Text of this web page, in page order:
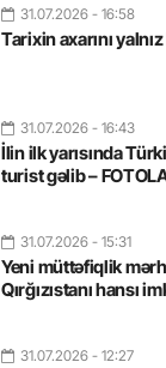
31.07.2026 - 16:58
Tarixin axarını
31.07.2026 - 16:43
İlin ilk yarısında
turist gəlib –
31.07.2026 - 15:31
Yeni müttəfiqlik
Qırğızıstanı hansı
31.07.2026 - 12:27